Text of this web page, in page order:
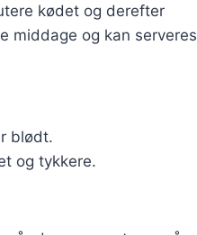
kødet og derefter
middage og kan serveres
blødt.
og tykkere.